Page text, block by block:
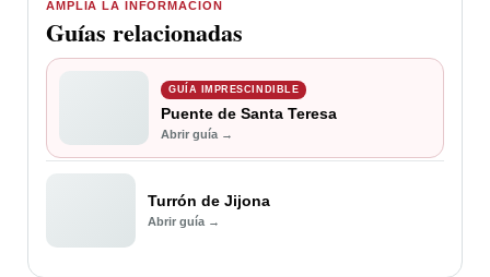
AMPLÍA LA INFORMACIÓN
Guías relacionadas
GUÍA IMPRESCINDIBLE
Puente de Santa Teresa
Abrir guía →
Turrón de Jijona
Abrir guía →